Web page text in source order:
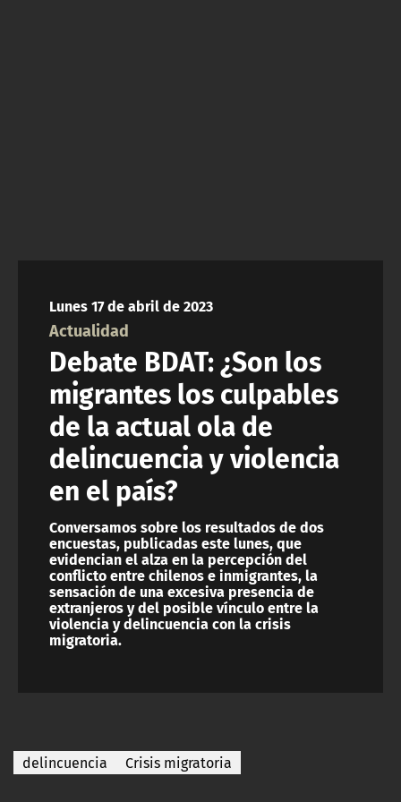
Lunes 17 de abril de 2023
Actualidad
Debate BDAT: ¿Son los
migrantes los culpables
de la actual ola de
delincuencia y violencia
en el país?
Conversamos sobre los resultados de dos
encuestas, publicadas este lunes, que
evidencian el alza en la percepción del
conflicto entre chilenos e inmigrantes, la
sensación de una excesiva presencia de
extranjeros y del posible vínculo entre la
violencia y delincuencia con la crisis
migratoria.
delincuencia Crisis migratoria